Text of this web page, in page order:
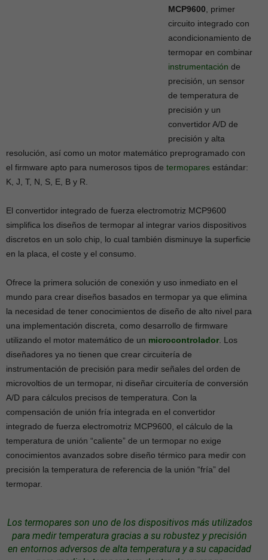
MCP9600 , primer
circuito integrado con
acondicionamiento de
termopar en combinar
instrumentación de
precisión, un sensor
de temperatura de
precisión y un
convertidor A/D de
precisión y alta
resolución, así como un motor matemático preprogramado con
el firmware apto para numerosos tipos de termopares estándar:
K, J, T, N, S, E, B y R.
El convertidor integrado de fuerza electromotriz MCP9600
simplifica los diseños de termopar al integrar varios dispositivos
discretos en un solo chip, lo cual también disminuye la superficie
en la placa, el coste y el consumo.
Ofrece la primera solución de conexión y uso inmediato en el
mundo para crear diseños basados en termopar ya que elimina
la necesidad de tener conocimientos de diseño de alto nivel para
una implementación discreta, como desarrollo de firmware
utilizando el motor matemático de un microcontrolador . Los
diseñadores ya no tienen que crear circuitería de
instrumentación de precisión para medir señales del orden de
microvoltios de un termopar, ni diseñar circuitería de conversión
A/D para cálculos precisos de temperatura. Con la
compensación de unión fría integrada en el convertidor
integrado de fuerza electromotriz MCP9600, el cálculo de la
temperatura de unión “caliente” de un termopar no exige
conocimientos avanzados sobre diseño térmico para medir con
precisión la temperatura de referencia de la unión “fría” del
termopar.
Los termoparesson uno de los dispositivos más utilizados
para medir temperatura gracias a su robustez y precisión
en entornos adversos de alta temperatura y a su capacidad